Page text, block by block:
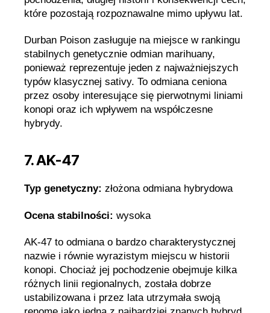
które pozostają rozpoznawalne mimo upływu lat.
Durban Poison zasługuje na miejsce w rankingu
stabilnych genetycznie odmian marihuany,
ponieważ reprezentuje jeden z najważniejszych
typów klasycznej sativy. To odmiana ceniona
przez osoby interesujące się pierwotnymi liniami
konopi oraz ich wpływem na współczesne
hybrydy.
7. AK-47
Typ genetyczny: złożona odmiana hybrydowa
Ocena stabilności: wysoka
AK-47 to odmiana o bardzo charakterystycznej
nazwie i równie wyrazistym miejscu w historii
konopi. Chociaż jej pochodzenie obejmuje kilka
różnych linii regionalnych, została dobrze
ustabilizowana i przez lata utrzymała swoją